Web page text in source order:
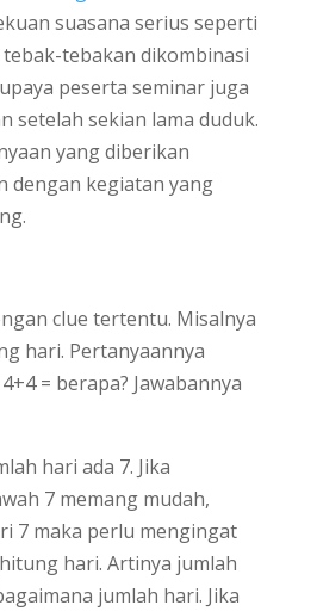
suasana serius seperti
tebakan dikombinasi
peserta seminar juga
setelah sekian lama duduk.
yang diberikan
dengan kegiatan yang
clue tertentu. Misalnya
hari. Pertanyaannya
= berapa? Jawabannya
hari ada 7. Jika
7 memang mudah,
7 maka perlu mengingat
hari. Artinya jumlah
jumlah hari. Jika